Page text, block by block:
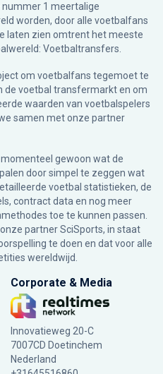
nummer 1 meertalige
worden, door alle voetbalfans
laten zien omtrent het meeste
Voetbaltransfers.
om voetbalfans tegemoet te
de voetbal transfermarkt en om
waarden van voetbalspelers
samen met onze partner
gewoon wat de
door simpel te zeggen wat
voetbal statistieken, de
contract data en nog meer
toe te kunnen passen.
partner SciSports, in staat
te doen en dat voor alle
wereldwijd.
Corporate & Media
Innovatieweg 20-C
7007CD Doetinchem
Nederland